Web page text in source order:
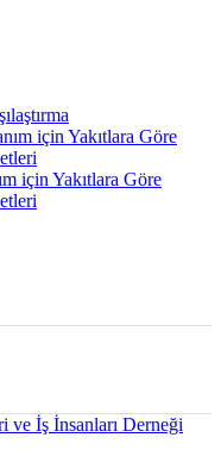
için Yakıtlara Göre
için Yakıtlara Göre
ve İş İnsanları Derneği